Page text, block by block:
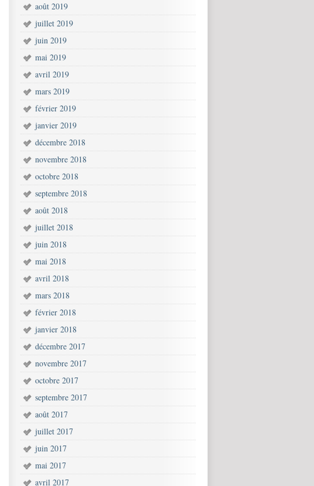
août 2019
juillet 2019
juin 2019
mai 2019
avril 2019
mars 2019
février 2019
janvier 2019
décembre 2018
novembre 2018
octobre 2018
septembre 2018
août 2018
juillet 2018
juin 2018
mai 2018
avril 2018
mars 2018
février 2018
janvier 2018
décembre 2017
novembre 2017
octobre 2017
septembre 2017
août 2017
juillet 2017
juin 2017
mai 2017
avril 2017